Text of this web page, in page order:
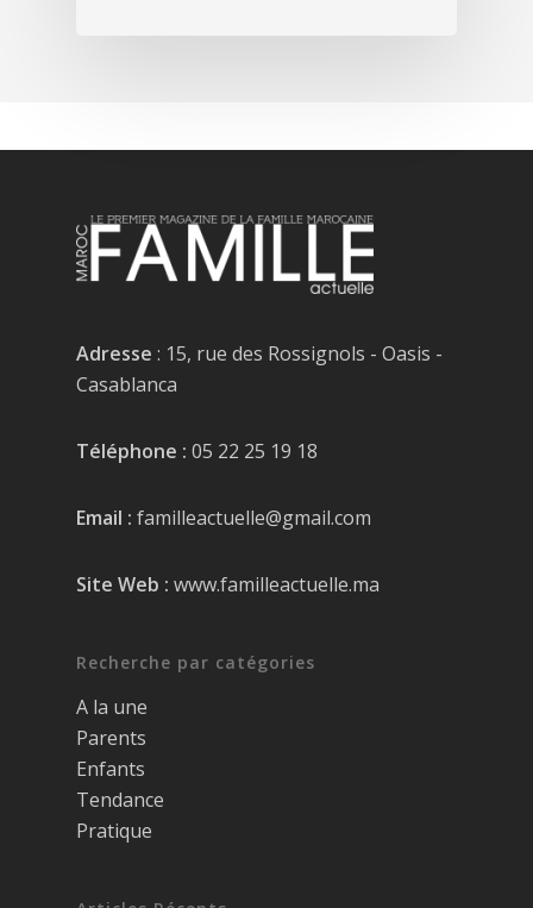
Adresse : 15, rue des Rossignols - Oasis -
Casablanca
Téléphone : 05 22 25 19 18
Email : familleactuelle@gmail.com
Site Web : www.familleactuelle.ma
Recherche par catégories
A la une
Parents
Enfants
Tendance
Pratique